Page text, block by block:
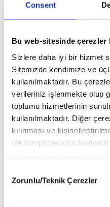
Consent
Bu web-sitesinde çerezler
Sizlere daha iyi bir hizmet
Sitemizde kendimize ve
kullanılmaktadır. Bu
verileriniz işlenmekte olup
toplumu hizmetlerinin
kullanılmaktadır. Diğer
kılınması ve
reklam/pazarlama
sınırlı olarak açık rızanız
vasıtasıyla
Selection
Zorunlu/Teknik Çerezler
2023
Türkçe